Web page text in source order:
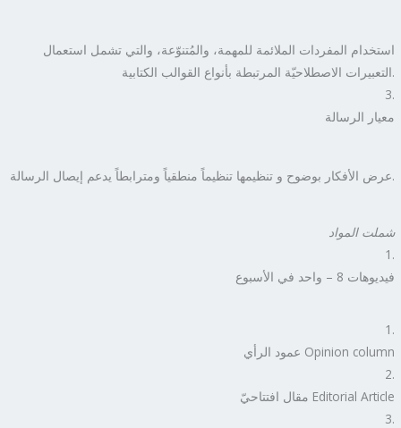
استخدام المفردات الملائمة للمهمة، والمُتنوّعة، والتي تشمل استعمال
التعبيرات الاصطلاحيّة المرتبطة بأنواع القوالب الكتابية.
معيار الرسالة
عرض الأفكار بوضوح و تنظيمها تنظيماً منطقياً ومترابطاً يدعم إيصال الرسالة.
شملت المواد
فيديوهات 8 – واحد في الأسبوع
عمود الرأي Opinion column
مقال افتتاحيّ Editorial Article